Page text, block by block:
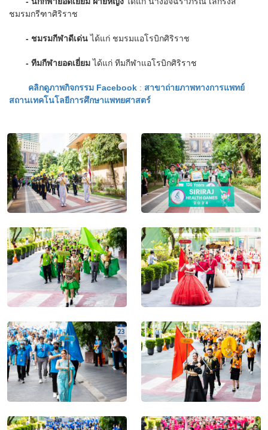
ชมรมกรีฑาศิริราช
- ชมรมกีฬาดีเด่นได้แก่ ชมรมแอโรบิกศิริราช
- ทีมกีฬายอดเยี่ยมได้แก่ ทีมกีฬาแอโรบิกศิริราช
คลิกดูภาพกิจกรรม Facebook : สาขาถ่ายภาพทางการแพทย์
สถานเทคโนโลยีการศึกษาแพทยศาสตร์